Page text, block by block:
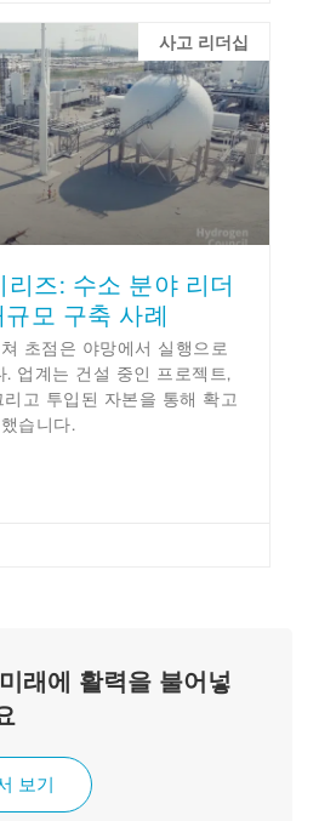
사고 리더십
즈: 수소 분야 리더
모 구축 사례
초점은 야망에서 실행으로
. 업계는 건설 중인 프로젝트,
고 투입된 자본을 통해 확고
습니다.
래에 활력을 불어넣
보기